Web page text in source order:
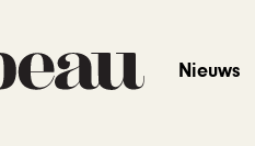
Nieuws